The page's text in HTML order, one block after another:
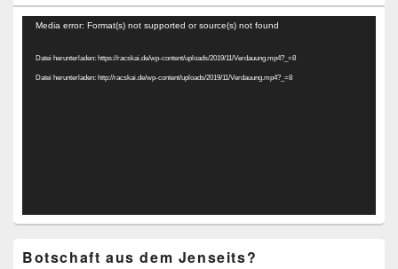
Video-
Media error: Format(s) not supported or source(s) not found
Datei herunterladen: https://racskai.de/wp-content/uploads/2019/11/Verdauung.mp4?_=8
Datei herunterladen: http://racskai.de/wp-content/uploads/2019/11/Verdauung.mp4?_=8
Botschaft aus dem Jenseits?